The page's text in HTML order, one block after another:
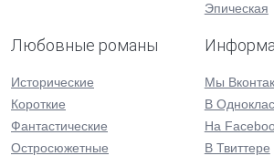
Эпическая
Любовные романы
Исторические
Короткие
Фантастические
Остросюжетные
Мы
В
На
В Твиттере